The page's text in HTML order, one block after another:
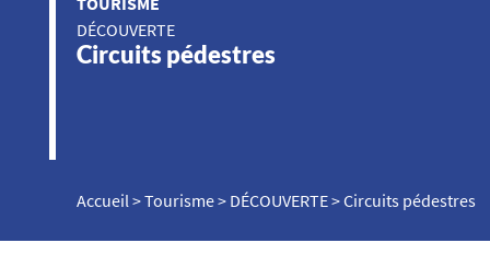
DÉCOUVERTE
Circuits pédestres
Accueil>Tourisme> DÉCOUVERTE>Circuits pédestres